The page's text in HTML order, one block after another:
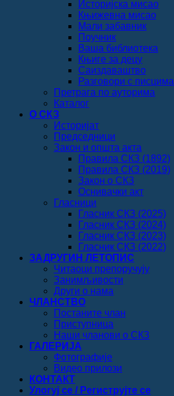
Историјска мисао
Књижевна мисао
Мали забавник
Поучник
Ваша библиотека
Књиге за децу
Саиздаваштво
Разговори с писцима
Претрага по ауторима
Каталог
О СКЗ
Историјат
Председници
Закон и општа акта
Правила СКЗ (1892)
Правила СКЗ (2019)
Закон о СКЗ
Оснивачки акт
Гласници
Гласник СКЗ (2025)
Гласник СКЗ (2024)
Гласник СКЗ (2023)
Гласник СКЗ (2022)
ЗАДРУГИН ЛЕТОПИС
Читаоци препоручују
Занимљивости
Други о нама
ЧЛАНСТВО
Постаните члан
Приступница
Наши чланови о СКЗ
ГАЛЕРИЈА
Фотографије
Видео прилози
КОНТАКТ
Улогуј се / Региструјте се